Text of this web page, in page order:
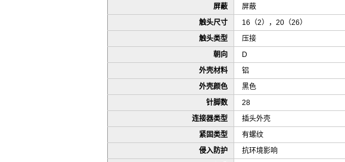
屏蔽
屏蔽
触头尺寸
16（2），20（26）
触头类型
压接
朝向
D
外壳材料
铝
外壳颜色
黑色
针脚数
28
连接器类型
插头外壳
紧固类型
有螺纹
侵入防护
抗环境影响